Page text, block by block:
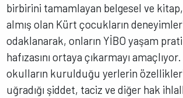
birbirini tamamlayan belgesel ve kitap,
almış olan Kürt çocukların
odaklanarak, onların YİBO yaşam
hafızasını ortaya çıkarmayı
okulların kurulduğu yerlerin
uğradığı şiddet, taciz ve diğer hak